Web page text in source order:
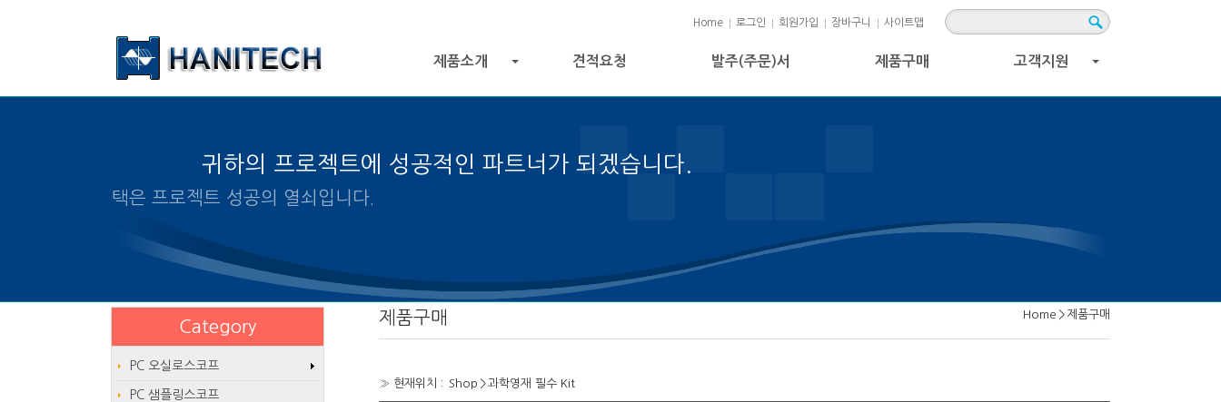
Home 로그인 회원가입 장바구니 사이트맵
제품소개 견적요청 발주(주문)서 제품구매 고객지원
귀하의 프로젝트에 성공적인 파트너가 되겠습니다.
알맞은 제품의 선택은 프로젝트 성공의 열쇠입니다.
Home > 제품구매
제품구매
» 현재위치 : Shop >과학영재 필수 Kit
Category
PC 오실로스코프
PC 샘플링스코프